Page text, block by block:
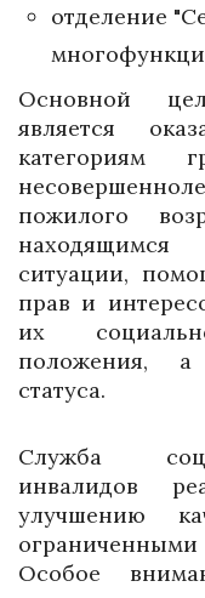
отделение
Основной
является
пожилого
ситуации,
прав и
их
положения, а
статуса.
Служба
инвалидов
улучшению
Особое